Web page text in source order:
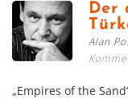
Der
Alan
„Empires of the